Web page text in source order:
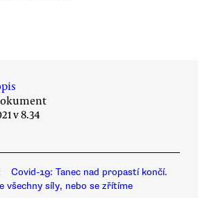
v 8.34
Covid-19: Tanec nad propastí končí.
všechny síly, nebo se zřítíme